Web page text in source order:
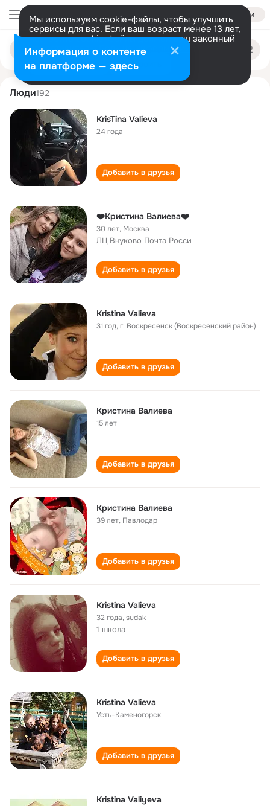
Войти
Мы используем cookie-файлы, чтобы улучшить
сервисы для вас. Если ваш возраст менее 13 лет,
настроить cookie-файлы должен ваш законный
представитель. Больше информации
Разрешить все Настроить
Поиск
людям
kristina valieva
Люди192
KrisTina Valieva
24 года
Добавить в друзья
❤️Кристина Валиева❤️
30 лет, Москва
ЛЦ Внуково Почта Росси
Добавить в друзья
Kristina Valieva
31 год,г. Воскресенск (Воскресенский район)
Добавить в друзья
Кристина Валиева
15 лет
Добавить в друзья
Кристина Валиева
39 лет, Павлодар
Добавить в друзья
Kristina Valieva
32 года,sudak
1 школа
Добавить в друзья
Kristina Valieva
Усть-Каменогорск
Добавить в друзья
Kristina Valiyeva
Информация о контенте
на платформе — здесь